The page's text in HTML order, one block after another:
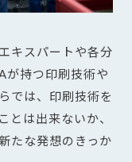
キスパートや各分
が持つ印刷技術や
では、印刷技術を
とは出来ないか、
たな発想のきっか